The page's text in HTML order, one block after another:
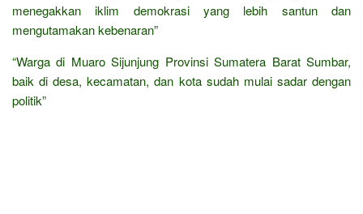
menegakkan iklim demokrasi yang lebih santun dan
mengutamakan kebenaran”
“Warga di Muaro Sijunjung Provinsi Sumatera Barat Sumbar,
baik di desa, kecamatan, dan kota sudah mulai sadar dengan
politik”